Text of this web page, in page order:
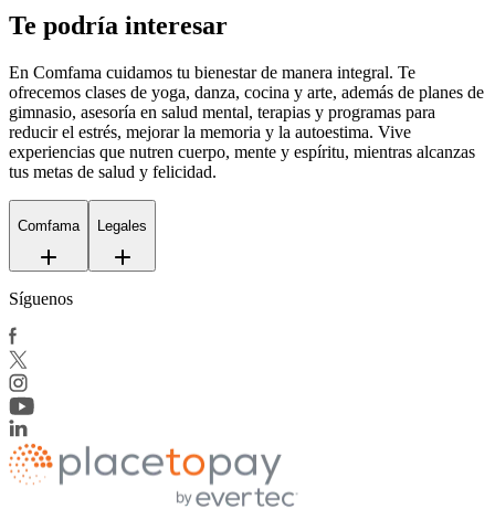
Te podría interesar
En Comfama cuidamos tu bienestar de manera integral. Te
ofrecemos clases de yoga, danza, cocina y arte, además de planes de
gimnasio, asesoría en salud mental, terapias y programas para
reducir el estrés, mejorar la memoria y la autoestima. Vive
experiencias que nutren cuerpo, mente y espíritu, mientras alcanzas
tus metas de salud y felicidad.
Comfama Legales
Síguenos